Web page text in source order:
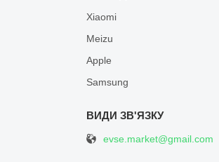
Xiaomi
Meizu
Apple
Samsung
evse.market@gmail.com